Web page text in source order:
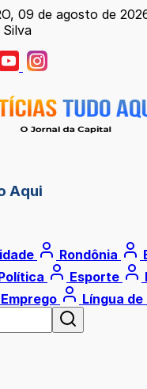
09 de agosto de
Aqui
Rondônia
Esporte
Emprego Língua de